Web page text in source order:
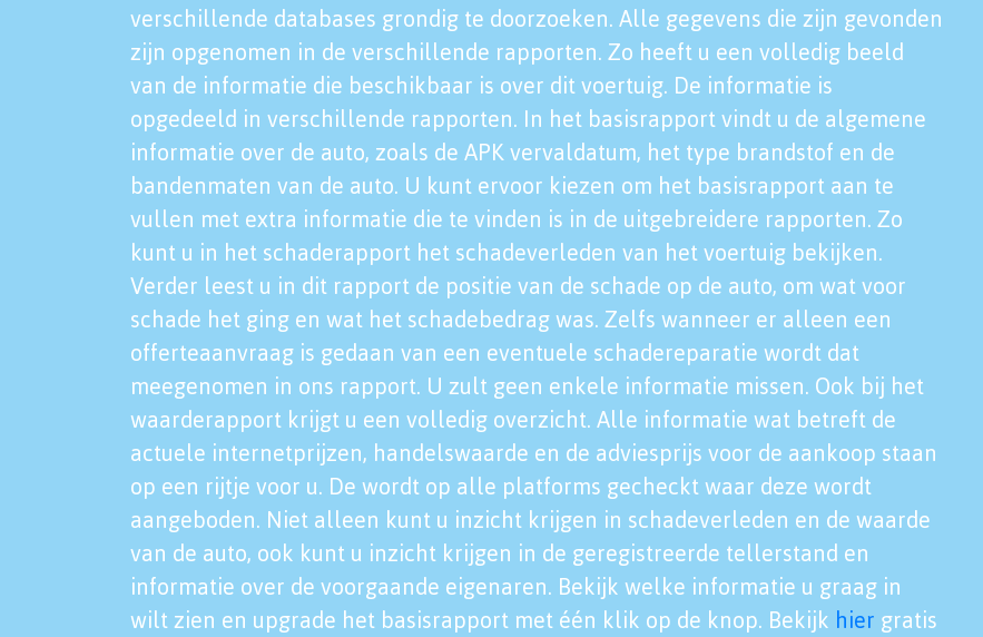
verschillende databases grondig te doorzoeken. Alle gegevens die zijn gevonden
zijn opgenomen in de verschillende rapporten. Zo heeft u een volledig beeld
van de informatie die beschikbaar is over dit voertuig. De informatie is
opgedeeld in verschillende rapporten. In het basisrapport vindt u de algemene
informatie over de auto, zoals de APK vervaldatum, het type brandstof en de
bandenmaten van de auto. U kunt ervoor kiezen om het basisrapport aan te
vullen met extra informatie die te vinden is in de uitgebreidere rapporten. Zo
kunt u in het schaderapport het schadeverleden van het voertuig bekijken.
Verder leest u in dit rapport de positie van de schade op de auto, om wat voor
schade het ging en wat het schadebedrag was. Zelfs wanneer er alleen een
offerteaanvraag is gedaan van een eventuele schadereparatie wordt dat
meegenomen in ons rapport. U zult geen enkele informatie missen. Ook bij het
waarderapport krijgt u een volledig overzicht. Alle informatie wat betreft de
actuele internetprijzen, handelswaarde en de adviesprijs voor de aankoop staan
op een rijtje voor u. De wordt op alle platforms gecheckt waar deze wordt
aangeboden. Niet alleen kunt u inzicht krijgen in schadeverleden en de waarde
van de auto, ook kunt u inzicht krijgen in de geregistreerde tellerstand en
informatie over de voorgaande eigenaren. Bekijk welke informatie u graag in
wilt zien en upgrade het basisrapport met één klik op de knop. Bekijk hier gratis